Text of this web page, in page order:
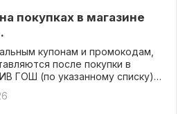
покупках в магазине
купонам и промокодам,
после покупки в
ГОШ (по указанному списку),
за исключением товаров